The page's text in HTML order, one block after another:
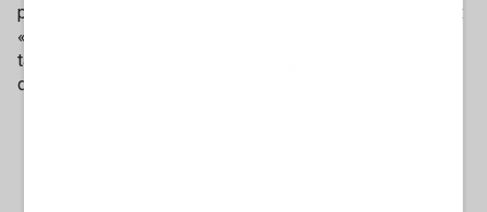
programma online “La Miniera”. Lui però non si dà per vinto:
«Prima o poi dovrà tornare ad un comizio pubblico e spero
tanto che in quell’occasione non sfuggirà alle mie
domande».